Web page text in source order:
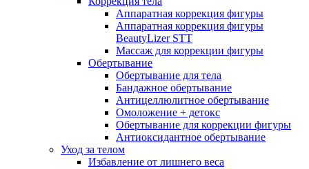
Аппаратная коррекция фигуры
Аппаратная коррекция фигуры
BeautyLizer STT
Массаж для коррекции фигуры
Обертывание
Обертывание для тела
Бандажное обертывание
Антицеллюлитное обертывание
Омоложение + детокс
Обертывание для коррекции фигуры
Антиоксидантное обертывание
Уход за телом
Избавление от лишнего веса